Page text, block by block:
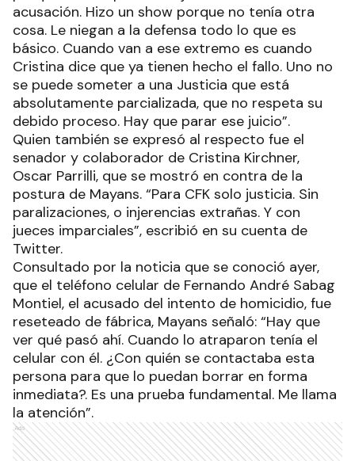
acusación. Hizo un show porque no tenía otra
cosa. Le niegan a la defensa todo lo que es
básico. Cuando van a ese extremo es cuando
Cristina dice que ya tienen hecho el fallo. Uno no
se puede someter a una Justicia que está
absolutamente parcializada, que no respeta su
debido proceso. Hay que parar ese juicio”.
Quien también se expresó al respecto fue el
senador y colaborador de Cristina Kirchner,
Oscar Parrilli, que se mostró en contra de la
postura de Mayans. “Para CFK solo justicia. Sin
paralizaciones, o injerencias extrañas. Y con
jueces imparciales”, escribió en su cuenta de
Twitter.
Consultado por la noticia que se conoció ayer,
que el teléfono celular de Fernando André Sabag
Montiel, el acusado del intento de homicidio, fue
reseteado de fábrica, Mayans señaló: “Hay que
ver qué pasó ahí. Cuando lo atraparon tenía el
celular con él. ¿Con quién se contactaba esta
persona para que lo puedan borrar en forma
inmediata?. Es una prueba fundamental. Me llama
la atención”.
Ads